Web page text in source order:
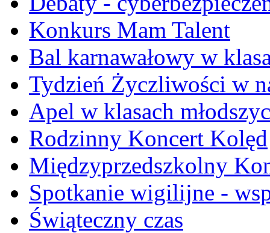
Konkurs Mam Talent
Bal karnawałowy w
Tydzień Życzliwości w
Apel w klasach
Rodzinny Koncert Kolęd
Międzyprzedszkolny
Spotkanie wigilijne -
Świąteczny czas